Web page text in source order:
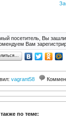
посетитель, Вы зашли
Вам
vagrant58
по теме: